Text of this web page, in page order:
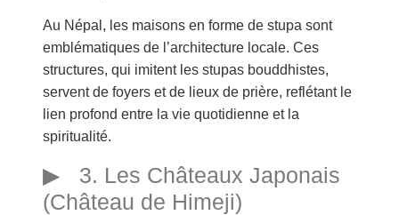
Au Népal, les maisons en forme de stupa sont
emblématiques de l’architecture locale. Ces
structures, qui imitent les stupas bouddhistes,
servent de foyers et de lieux de prière, reflétant le
lien profond entre la vie quotidienne et la
spiritualité.
3. Les Châteaux Japonais
(Château de Himeji)